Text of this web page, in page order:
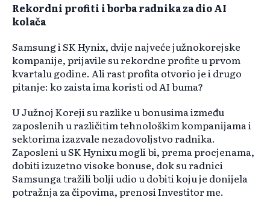
Rekordni profiti i borba radnika za dio AI
kolača
Samsung i SK Hynix, dvije najveće južnokorejske
kompanije, prijavile su rekordne profite u prvom
kvartalu godine. Ali rast profita otvorio je i drugo
pitanje: ko zaista ima koristi od AI buma?
U Južnoj Koreji su razlike u bonusima između
zaposlenih u različitim tehnološkim kompanijama i
sektorima izazvale nezadovoljstvo radnika.
Zaposleni u SK Hynixu mogli bi, prema procjenama,
dobiti izuzetno visoke bonuse, dok su radnici
Samsunga tražili bolji udio u dobiti koju je donijela
potražnja za čipovima, prenosi Investitor me.